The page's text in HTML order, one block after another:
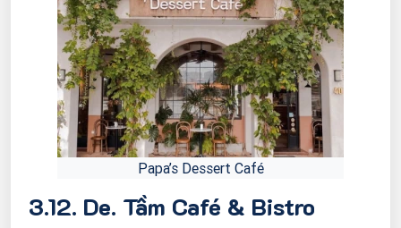
Papa’s Dessert Café
3.12. De. Tầm Café & Bistro